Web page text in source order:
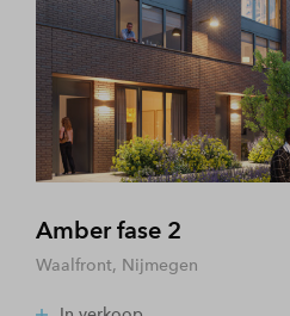
Amber fase 2
Waalfront, Nijmegen